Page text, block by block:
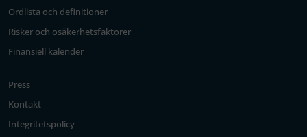
Ordlista och definitioner
Risker och osäkerhetsfaktorer
Finansiell kalender
Press
Kontakt
Integritetspolicy